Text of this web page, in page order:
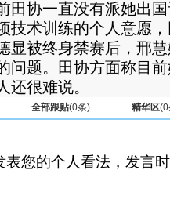
田协一直没有派她出
技术训练的个人意愿
被终身禁赛后，邢慧
问题。田协方面称目
还很难说。
全部跟贴(0条) 精华区(0